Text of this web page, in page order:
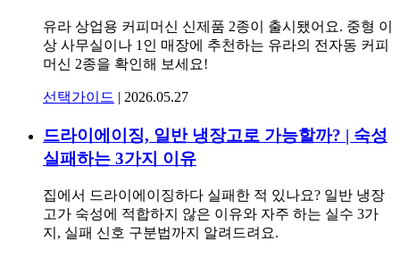
유라 상업용 커피머신 신제품 2종이 출시됐어요. 중형 이
상 사무실이나 1인 매장에 추천하는 유라의 전자동 커피
머신 2종을 확인해 보세요!
선택가이드 | 2026.05.27
드라이에이징, 일반 냉장고로 가능할까? | 숙성
실패하는 3가지 이유
집에서 드라이에이징하다 실패한 적 있나요? 일반 냉장
고가 숙성에 적합하지 않은 이유와 자주 하는 실수 3가
지, 실패 신호 구분법까지 알려드려요.